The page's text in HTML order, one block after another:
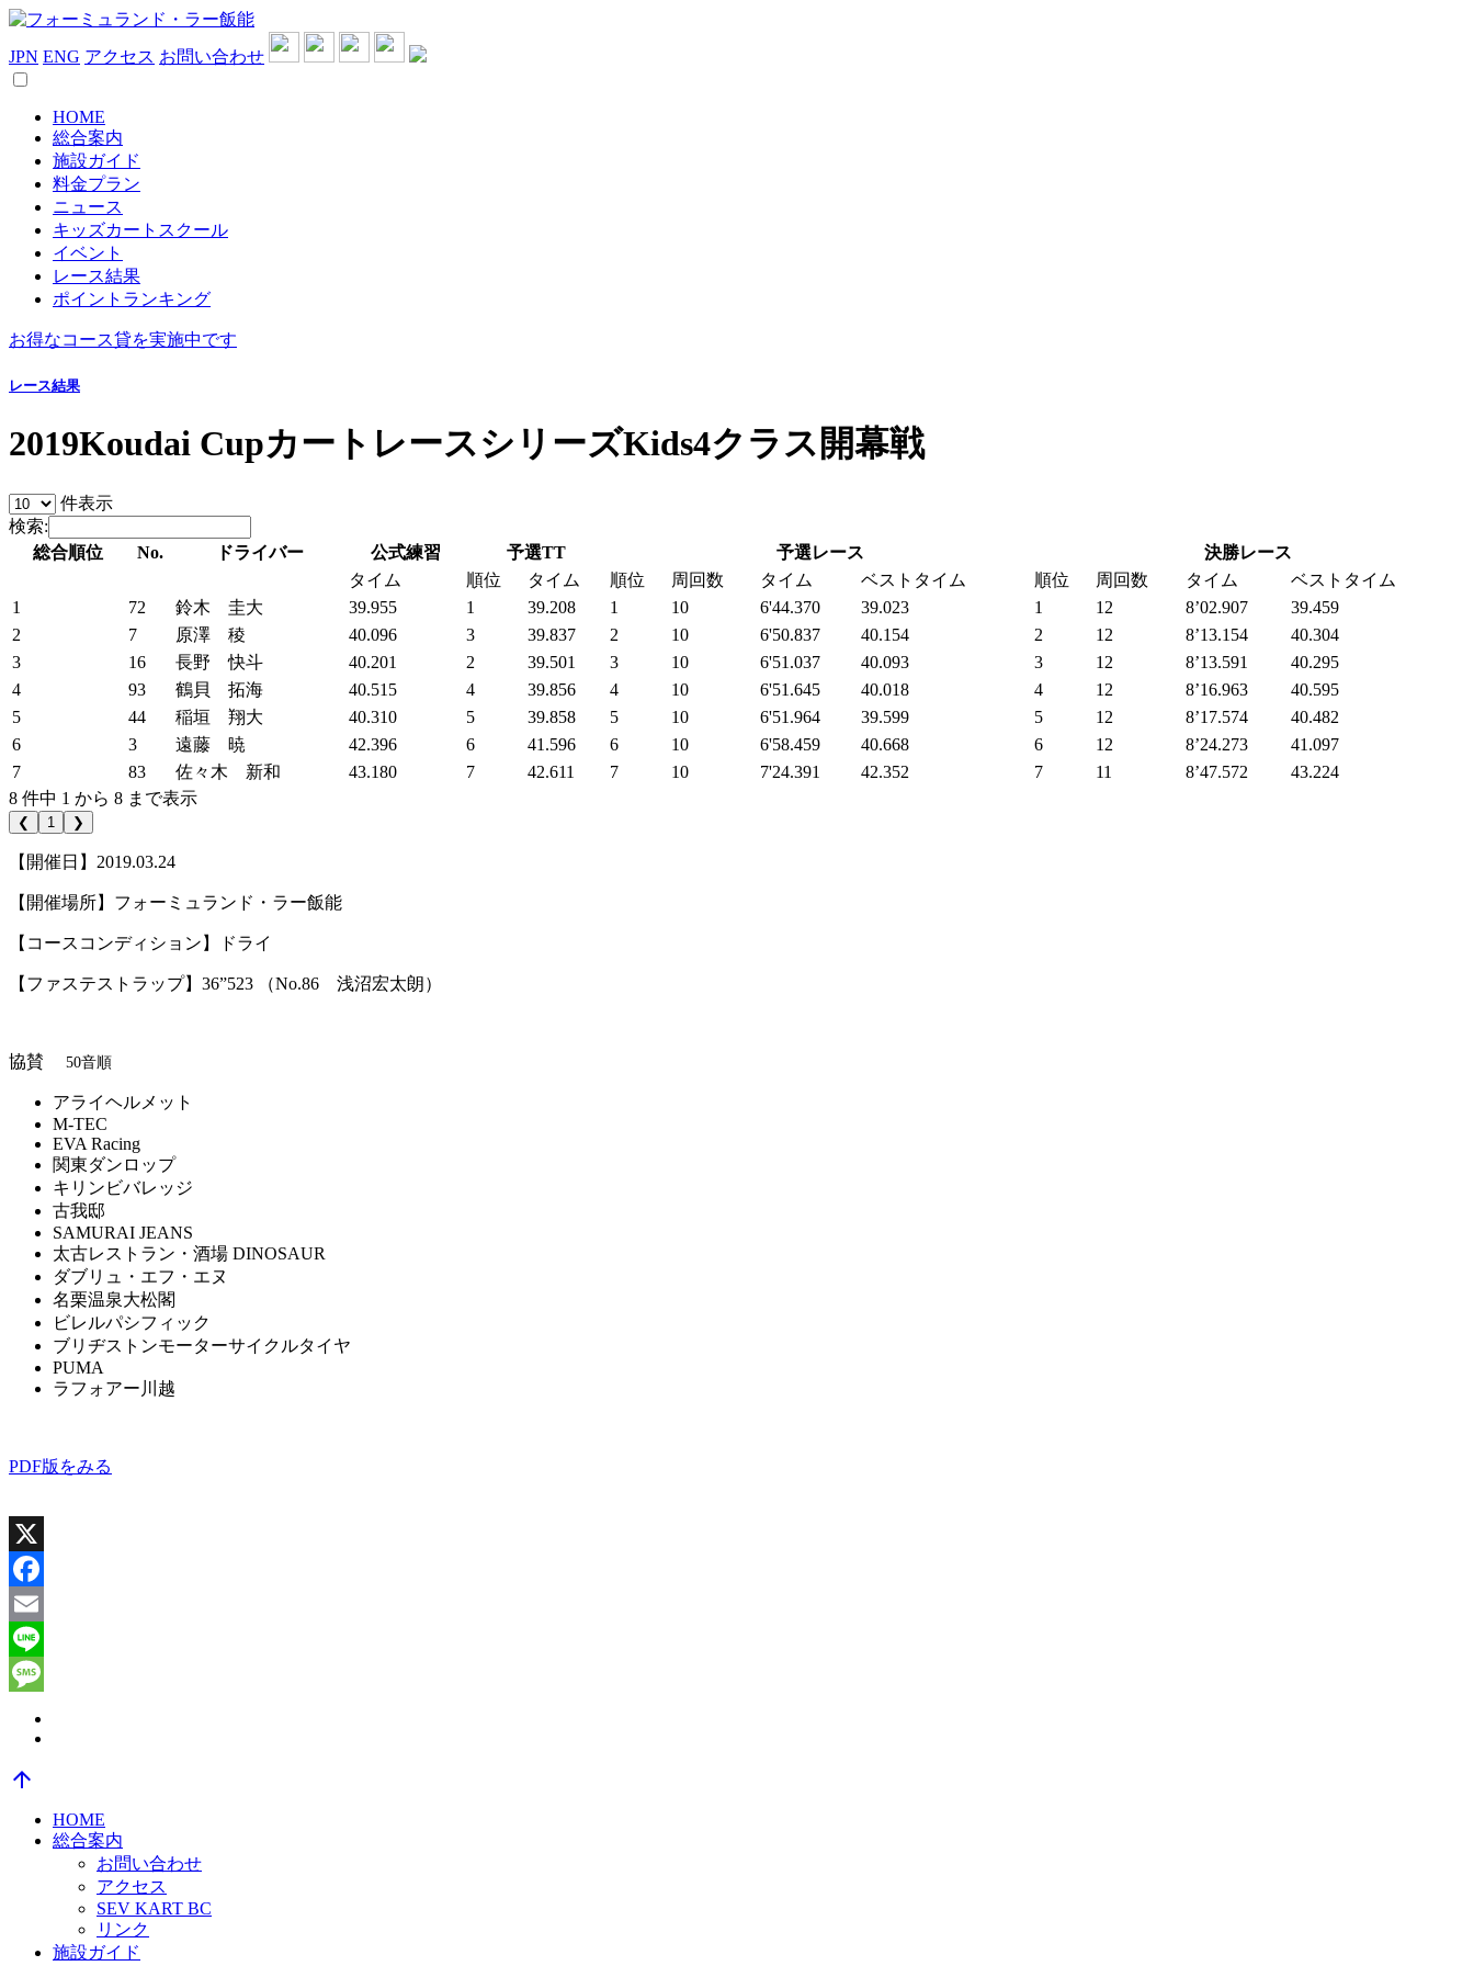
JPN ENG アクセス お問い合わせ
HOME
総合案内
施設ガイド
料金プラン
ニュース
キッズカートスクール
イベント
レース結果
ポイントランキング
お得なコース貸を実施中です
レース結果
2019Koudai CupカートレースシリーズKids4クラス開幕戦
件表示
検索:
総合順位
No. ドライバー 公式練習 予選TT 予選レース
決勝レース
タイム
順位 タイム 順位 周回数 タイム ベストタイム 順位 周回数 タイム
ベストタイム
1
72 鈴木 圭大 39.955 1 39.208 1 10 6'44.370 39.023 1 12 8’02.907
39.459
2
7 原澤 稜 40.096 3 39.837 2 10 6'50.837 40.154 2 12 8’13.154
40.304
3
16 長野 快斗 40.201 2 39.501 3 10 6'51.037 40.093 3 12 8’13.591
40.295
4
93 鶴貝 拓海 40.515 4 39.856 4 10 6'51.645 40.018 4 12 8’16.963
40.595
5
44 稲垣 翔大 40.310 5 39.858 5 10 6'51.964 39.599 5 12 8’17.574
40.482
6
3 遠藤 暁 42.396 6 41.596 6 10 6'58.459 40.668 6 12 8’24.273
41.097
7
83 佐々木 新和 43.180 7 42.611 7 10 7'24.391 42.352 7 11 8’47.572
43.224
8 件中 1 から 8 まで表示
❮ 1 ❯
【開催日】2019.03.24
【開催場所】フォーミュランド・ラー飯能
【コースコンディション】ドライ
【ファステストラップ】36”523 （No.86 浅沼宏太朗）
協賛 50音順
アライヘルメット
M-TEC
EVA Racing
関東ダンロップ
キリンビバレッジ
古我邸
SAMURAI JEANS
太古レストラン・酒場 DINOSAUR
ダブリュ・エフ・エヌ
名栗温泉大松閣
ビレルパシフィック
ブリヂストンモーターサイクルタイヤ
PUMA
ラフォアー川越
PDF版をみる
X
Facebook
Email
Line
arrow_upward
HOME
総合案内
お問い合わせ
アクセス
SEV KART BC
リンク
施設ガイド